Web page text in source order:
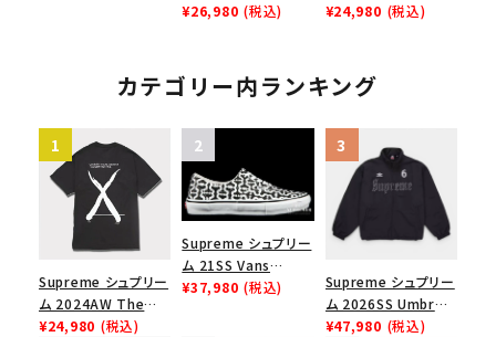
North Face S/S
トップTシャツ ブラッ
ク 黒
¥26,980 (税込)
North Face S/S
トップTシャツ ブラッ
ク 黒
¥24,980 (税込)
カテゴリー内ランキング
Supreme シュプリー
ム 2024AW The
North Face S/S
¥24,980 (税込)
Supreme シュプリー
ム 21SS Vans
Monogram S Logo
¥37,980 (税込)
Supreme シュプリー
ム 2026SS Umbro
Rhinestone Track
¥47,980 (税込)